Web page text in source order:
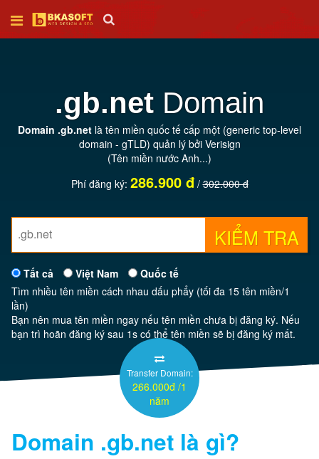
Thiết
kế
Tên
miền
Hosting
.gb.net Domain
Domain .gb.net là tên miền quốc tế cấp một (generic top-level
domain - gTLD) quản lý bởi Verisign
(Tên miền nước Anh...)
Phí đăng ký: 286.900 đ/302.000 đ
KIỂM TRA
Tất cả Việt Nam
Quốc tế
Tìm nhiều tên miền cách nhau dấu phẩy (tối đa 15 tên miền/1
lần)
Bạn nên mua tên miền ngay nếu tên miền chưa bị đăng ký. Nếu
bạn trì hoãn đăng ký sau 1s có thể tên miền sẽ bị đăng ký mất.
Transfer Domain:
266.000đ /1
năm
Domain .gb.netlà gì?